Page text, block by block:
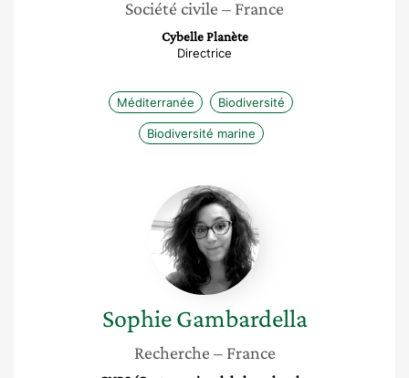
Société civile – France
Cybelle Planète
Directrice
Méditerranée Biodiversité
Biodiversité marine
Sophie
Gambardella
Sophie Gambardella
Recherche – France